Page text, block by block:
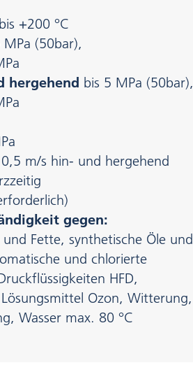
+200 °C
MPa (50bar),
hergehend bis 5 MPa (50bar),
m/s hin- und hergehend
gegen:
Fette, synthetische Öle und
und chlorierte
HFD,
Ozon, Witterung,
Wasser max. 80 °C